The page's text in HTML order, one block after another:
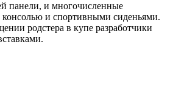
панели, и многочисленные
и спортивными сиденьями.
родстера в купе разработчики